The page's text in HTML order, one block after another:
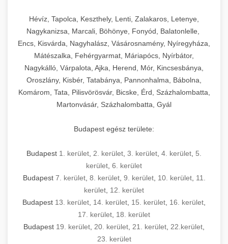
Hévíz, Tapolca, Keszthely, Lenti, Zalakaros, Letenye,
Nagykanizsa, Marcali, Böhönye, Fonyód, Balatonlelle,
Encs, Kisvárda, Nagyhalász, Vásárosnamény, Nyíregyháza,
Mátészalka, Fehérgyarmat, Máriapócs, Nyírbátor,
Nagykálló, Várpalota, Ajka, Herend, Mór, Kincsesbánya,
Oroszlány, Kisbér, Tatabánya, Pannonhalma, Bábolna,
Komárom, Tata, Pilisvörösvár, Bicske, Érd, Százhalombatta,
Martonvásár, Százhalombatta, Gyál
Budapest egész területe:
Budapest 1. kerület 2. kerület 3. kerület 4. kerület 5.
kerület 6. kerület
Budapest 7. kerület, 8. kerület, 9. kerület, 10. kerület, 11.
kerület 12. kerület
Budapest 13. kerület 14. kerület 15. kerület 16. kerület
17. kerület 18. kerület
Budapest 19. kerület 20. kerület 21. kerület 22.kerület
23. kerület